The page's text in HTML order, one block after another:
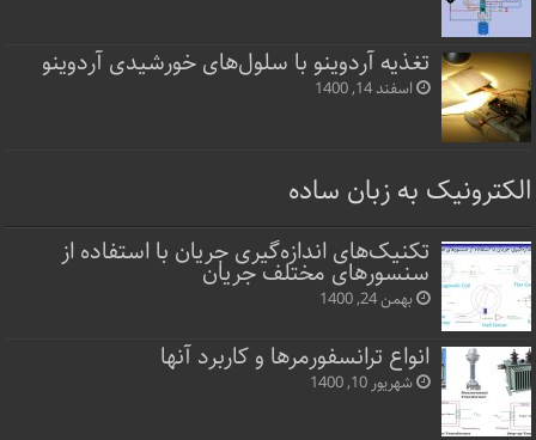
تغذیه آردوینو با سلول‌های خورشیدی آردوینو
اسفند 14, 1400
الکترونیک به زبان ساده
تکنیک‌های اندازه‌گیری جریان با استفاده از
سنسورهای مختلف جریان
بهمن 24, 1400
انواع ترانسفورمرها و کاربرد آنها
شهریور 10, 1400